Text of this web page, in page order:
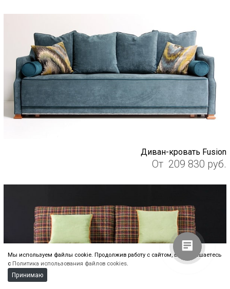
Здравствуйте! Готова помочь
вас появятся вопросы.
Диван-кровать Fusion
От 209 830 руб.
Мы используем файлы cookie. Продолжив работу с сайтом, вы соглашаетесь
с Политика использования файлов cookies.
Принимаю